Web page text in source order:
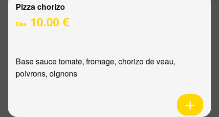
Pizza chorizo
Dès 10.00 €
Base sauce tomate, fromage, chorizo de veau,
poivrons, oignons